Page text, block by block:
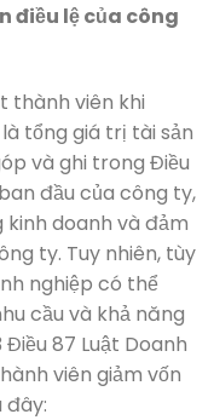
điều lệ của công
thành viên khi
tổng giá trị tài sản
và ghi trong Điều
đầu của công ty,
doanh và đảm
ty. Tuy nhiên, tùy
nghiệp có thể
cầu và khả năng
87 Luật Doanh
viên giảm vốn